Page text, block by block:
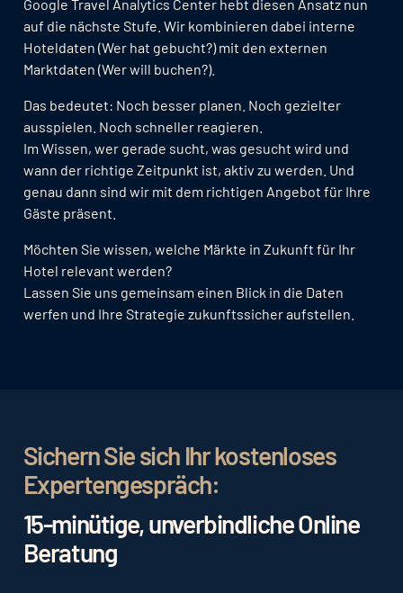
Google Travel Analytics Center hebt diesen Ansatz nun
auf die nächste Stufe. Wir kombinieren dabei interne
Hoteldaten (Wer hat gebucht?) mit den externen
Marktdaten (Wer will buchen?).
Das bedeutet: Noch besser planen. Noch gezielter
ausspielen. Noch schneller reagieren.
Im Wissen, wer gerade sucht, was gesucht wird und
wann der richtige Zeitpunkt ist, aktiv zu werden. Und
genau dann sind wir mit dem richtigen Angebot für Ihre
Gäste präsent.
Möchten Sie wissen, welche Märkte in Zukunft für Ihr
Hotel relevant werden?
Lassen Sie uns gemeinsam einen Blick in die Daten
werfen und Ihre Strategie zukunftssicher aufstellen.
Sichern Sie sich Ihr kostenloses
Expertengespräch:
15-minütige, unverbindliche Online
Beratung